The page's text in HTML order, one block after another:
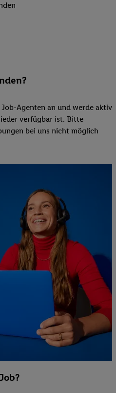
Agenten an und werde aktiv
verfügbar ist. Bitte
bei uns nicht möglich